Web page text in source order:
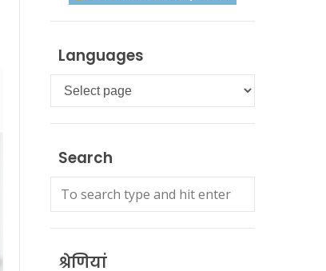
Languages
Languages
Search
श्रेणियां